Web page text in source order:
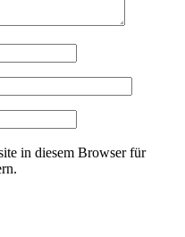
in diesem Browser für